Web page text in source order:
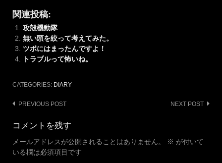
関連投稿:
攻殻機動隊
無い頭を絞って考えてみた。
ツボにはまったんですよ！
トラブルって怖いね。
CATEGORIES: DIARY
Post
navigation
PREVIOUS POST NEXT POST
コメントを残す
メールアドレスが公開されることはありません。 ※ が付いて
いる欄は必須項目です